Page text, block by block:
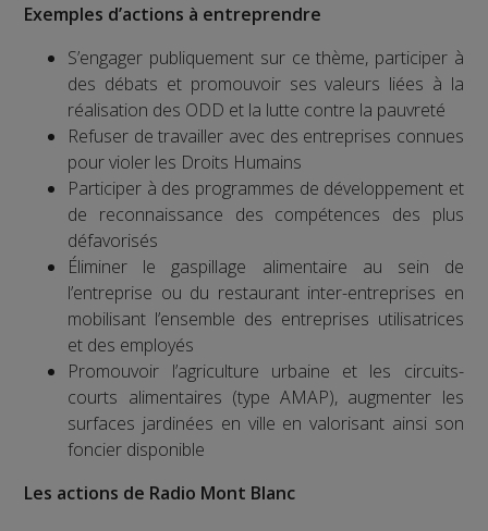
Exemples d’actions à entreprendre
S’engager publiquement sur ce thème, participer à
des débats et promouvoir ses valeurs liées à la
réalisation des ODD et la lutte contre la pauvreté
Refuser de travailler avec des entreprises connues
pour violer les Droits Humains
Participer à des programmes de développement et
de reconnaissance des compétences des plus
défavorisés
Éliminer le gaspillage alimentaire au sein de
l’entreprise ou du restaurant inter-entreprises en
mobilisant l’ensemble des entreprises utilisatrices
et des employés
Promouvoir l’agriculture urbaine et les circuits-
courts alimentaires (type AMAP), augmenter les
surfaces jardinées en ville en valorisant ainsi son
foncier disponible
Les actions de Radio Mont Blanc